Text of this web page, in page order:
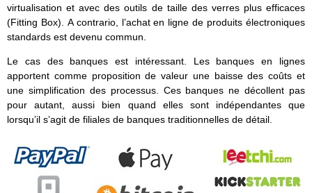
virtualisation et avec des outils de taille des verres plus efficaces
(Fitting Box). A contrario, l’achat en ligne de produits électroniques
standards est devenu commun.
Le cas des banques est intéressant. Les banques en lignes
apportent comme proposition de valeur une baisse des coûts et
une simplification des processus. Ces banques ne décollent pas
pour autant, aussi bien quand elles sont indépendantes que
lorsqu’il s’agit de filiales de banques traditionnelles de détail.